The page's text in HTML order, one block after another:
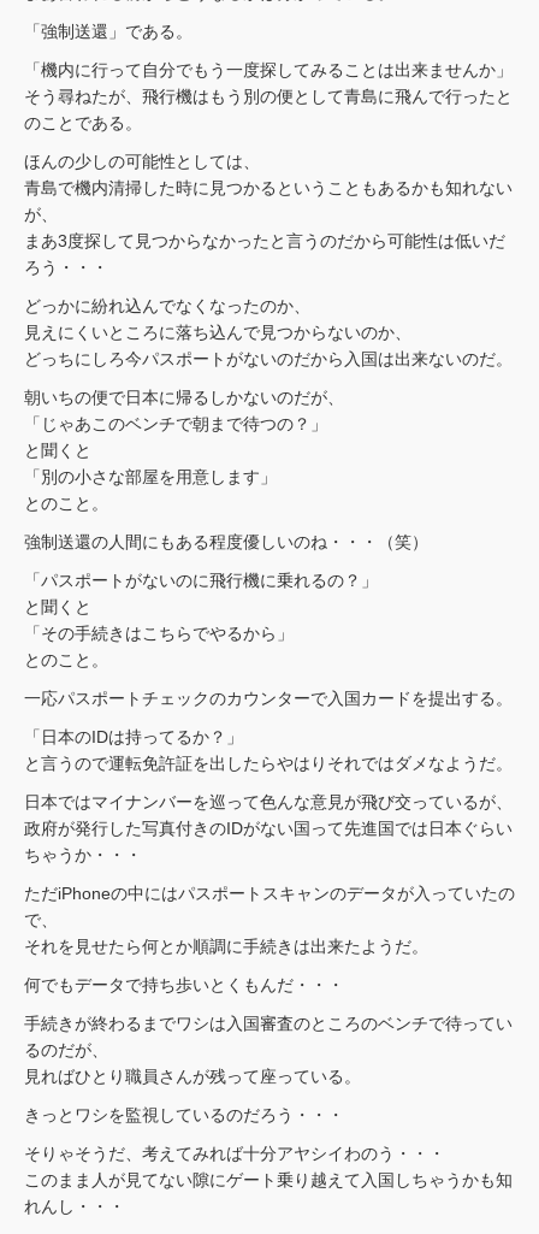
「強制送還」である。
「機内に行って自分でもう一度探してみることは出来ませんか」
そう尋ねたが、飛行機はもう別の便として青島に飛んで行ったと
のことである。
ほんの少しの可能性としては、
青島で機内清掃した時に見つかるということもあるかも知れない
が、
まあ3度探して見つからなかったと言うのだから可能性は低いだ
ろう・・・
どっかに紛れ込んでなくなったのか、
見えにくいところに落ち込んで見つからないのか、
どっちにしろ今パスポートがないのだから入国は出来ないのだ。
朝いちの便で日本に帰るしかないのだが、
「じゃあこのベンチで朝まで待つの？」
と聞くと
「別の小さな部屋を用意します」
とのこと。
強制送還の人間にもある程度優しいのね・・・（笑）
「パスポートがないのに飛行機に乗れるの？」
と聞くと
「その手続きはこちらでやるから」
とのこと。
一応パスポートチェックのカウンターで入国カードを提出する。
「日本のIDは持ってるか？」
と言うので運転免許証を出したらやはりそれではダメなようだ。
日本ではマイナンバーを巡って色んな意見が飛び交っているが、
政府が発行した写真付きのIDがない国って先進国では日本ぐらい
ちゃうか・・・
ただiPhoneの中にはパスポートスキャンのデータが入っていたの
で、
それを見せたら何とか順調に手続きは出来たようだ。
何でもデータで持ち歩いとくもんだ・・・
手続きが終わるまでワシは入国審査のところのベンチで待ってい
るのだが、
見ればひとり職員さんが残って座っている。
きっとワシを監視しているのだろう・・・
そりゃそうだ、考えてみれば十分アヤシイわのう・・・
このまま人が見てない隙にゲート乗り越えて入国しちゃうかも知
れんし・・・